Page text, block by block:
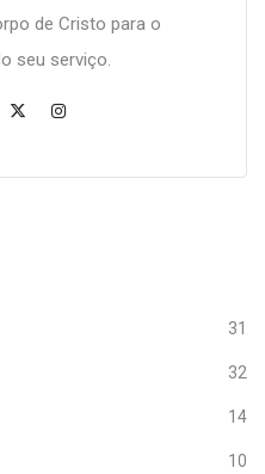
de Cristo para o
seu serviço.
31
32
14
10